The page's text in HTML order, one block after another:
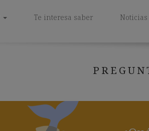
Te interesa saber Noticias